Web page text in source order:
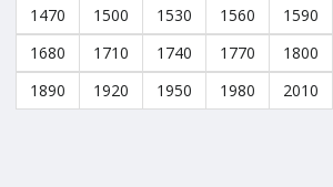
1470
1500 1530 1560 1590
1680
1710 1740 1770 1800
1890
1920 1950 1980 2010